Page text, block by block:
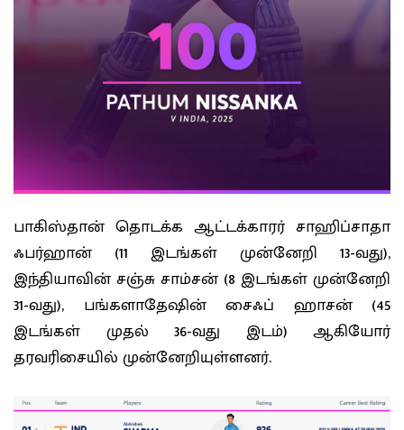
பாகிஸ்தான் தொடக்க ஆட்டக்காரர் சாஹிப்சாதா
ஃபர்ஹான் (11 இடங்கள் முன்னேறி 13-வது),
இந்தியாவின் சஞ்சு சாம்சன் (8 இடங்கள் முன்னேறி
31-வது), பங்களாதேஷின் சைஃப் ஹாசன் (45
இடங்கள் முதல் 36-வது இடம்) ஆகியோர்
தரவரிசையில் முன்னேறியுள்ளனர்.